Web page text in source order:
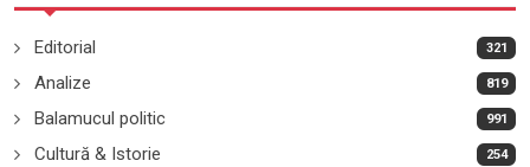
Editorial 321
Analize 819
Balamucul politic 991
Cultură & Istorie 254